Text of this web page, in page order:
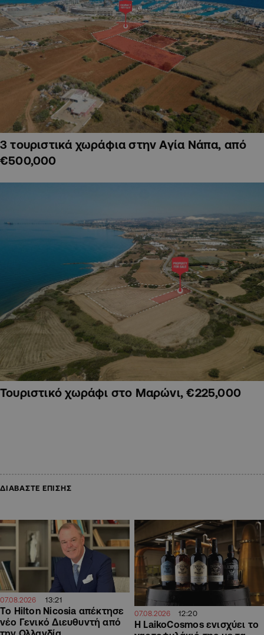
3 τουριστικά χωράφια στην Αγία Νάπα, από
€500,000
Τουριστικό χωράφι στο Μαρώνι, €225,000
ΔΙΑΒΑΣΤΕ ΕΠΙΣΗΣ
07.08.2026 13:21
Το Hilton Nicosia απέκτησε
νέο Γενικό Διευθυντή από
07.08.2026 12:20
Η LaikoCosmos ενισχύει το